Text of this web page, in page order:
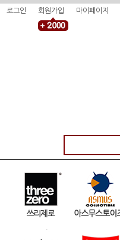
로그인 회원가입 마이페이지